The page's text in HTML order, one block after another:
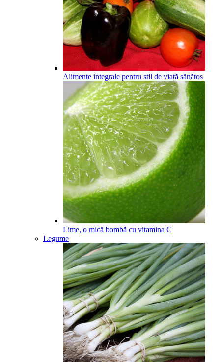
Alimente integrale pentru stil de viață sănătos
Lime, o mică bombă cu vitamina C
Legume